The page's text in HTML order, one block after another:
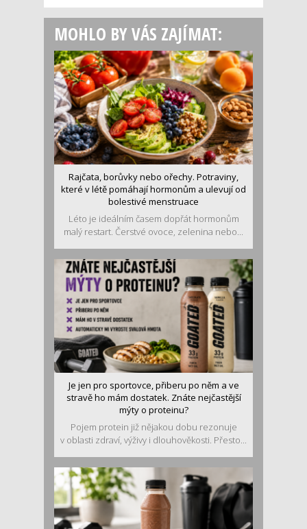
MOHLO BY VÁS ZAJÍMAT:
Rajčata, borůvky nebo ořechy. Potraviny,
které v létě pomáhají hormonům a ulevují od
bolestivé menstruace
Léto je ideálním časem dopřát hormonům
malý restart. Čerstvé ovoce, zelenina nebo...
Je jen pro sportovce, přiberu po něm a ve
stravě ho mám dostatek. Znáte nejčastější
mýty o proteinu?
Pojem protein již nějakou dobu rezonuje
v oblasti zdraví, výživy i dlouhověkosti. Přesto...